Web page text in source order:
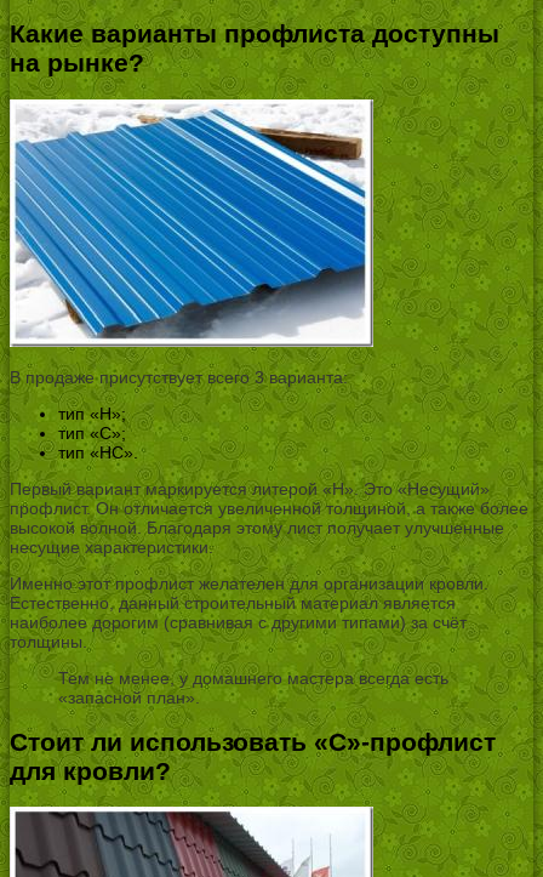
Какие варианты профлиста доступны
на рынке?
В продаже присутствует всего 3 варианта:
тип «Н»;
тип «С»;
тип «НС».
Первый вариант маркируется литерой «Н». Это «Несущий»
профлист. Он отличается увеличенной толщиной, а также более
высокой волной. Благодаря этому лист получает улучшенные
несущие характеристики.
Именно этот профлист желателен для организации кровли.
Естественно, данный строительный материал является
наиболее дорогим (сравнивая с другими типами) за счёт
толщины.
Тем не менее, у домашнего мастера всегда есть
«запасной план».
Стоит ли использовать «С»-профлист
для кровли?